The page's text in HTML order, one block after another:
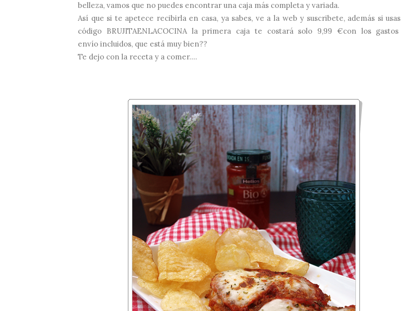
belleza, vamos que no puedes encontrar una caja más completa y variada.
Así que si te apetece recibirla en casa, ya sabes, ve a la web y suscribete, además si
código BRUJITAENLACOCINA la primera caja te costará solo 9,99 €con los gastos
envío incluidos, que está muy bien??
Te dejo con la receta y a comer....